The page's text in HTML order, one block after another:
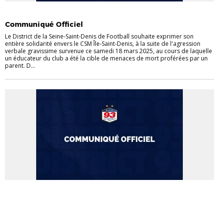
Communiqué Officiel
Le District de la Seine-Saint-Denis de Football souhaite exprimer son
entière solidarité envers le CSM Île-Saint-Denis, à la suite de l'agression
verbale gravissime survenue ce samedi 18 mars 2025, au cours de laquelle
un éducateur du club a été la cible de menaces de mort proférées par un
parent. D...